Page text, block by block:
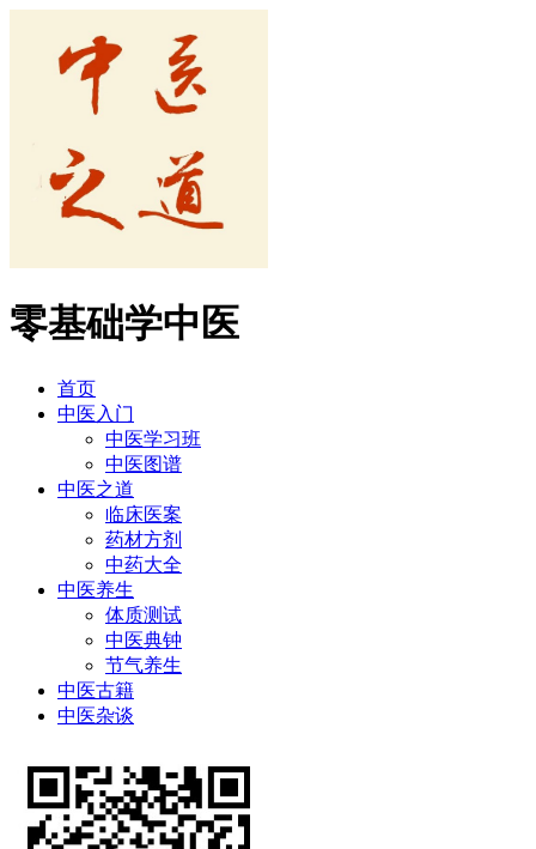
零基础学中医
首页
中医入门
中医学习班
中医图谱
中医之道
临床医案
药材方剂
中药大全
中医养生
体质测试
中医典钟
节气养生
中医古籍
中医杂谈